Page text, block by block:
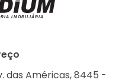
das Américas, 8445 -